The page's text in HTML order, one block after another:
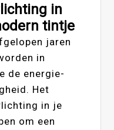
in
tintje
jaren
in
de energie-
Het
in je
om een